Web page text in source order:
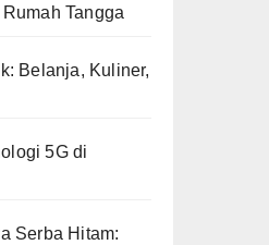
Tangga
Belanja, Kuliner,
5G di
Serba Hitam: